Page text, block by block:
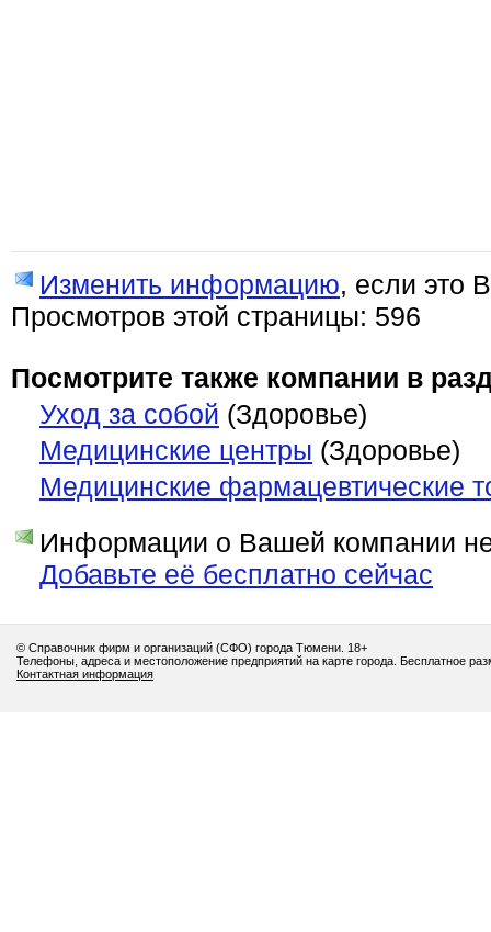
Изменить информацию, если это
Просмотров этой страницы: 596
Посмотрите также компании в
Уход за собой (Здоровье)
Медицинские центры (Здоровье)
Медицинские фармацевтические
Информации о Вашей компании
Добавьте её бесплатно сейчас
© Справочник фирм и организаций (СФО) города Тюмени. 18+
Телефоны, адреса и местоположение предприятий на карте города. Бесплатное
Контактная информация